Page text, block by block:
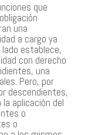
que
una
a cargo ya
lado establece,
con derecho
una
Pero, por
descendientes,
aplicación del
o
o